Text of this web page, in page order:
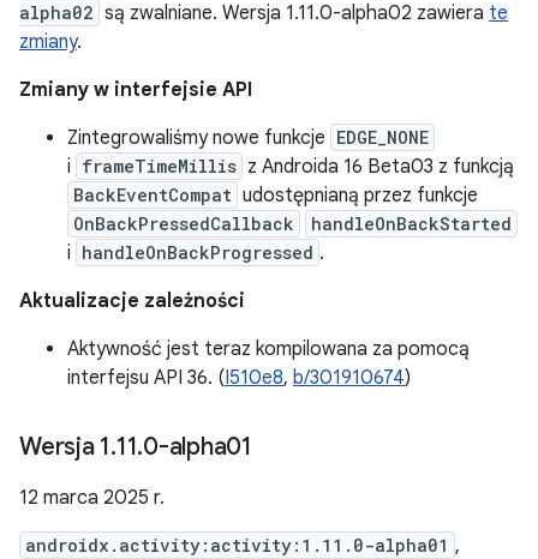
alpha02 są zwalniane. Wersja 1.11.0-alpha02 zawiera te
zmiany.
Zmiany w interfejsie API
Zintegrowaliśmy nowe funkcje EDGE_NONE
i frameTimeMillis z Androida 16 Beta03 z funkcją
BackEventCompat udostępnianą przez funkcje
OnBackPressedCallback handleOnBackStarted
i handleOnBackProgressed .
Aktualizacje zależności
Aktywność jest teraz kompilowana za pomocą
interfejsu API 36. (I510e8, b/301910674)
Wersja 1.11.0-alpha01
12 marca 2025 r.
androidx.activity:activity:1.11.0-alpha01 ,